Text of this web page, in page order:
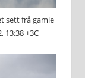
sett frå gamle
13:38 +3C